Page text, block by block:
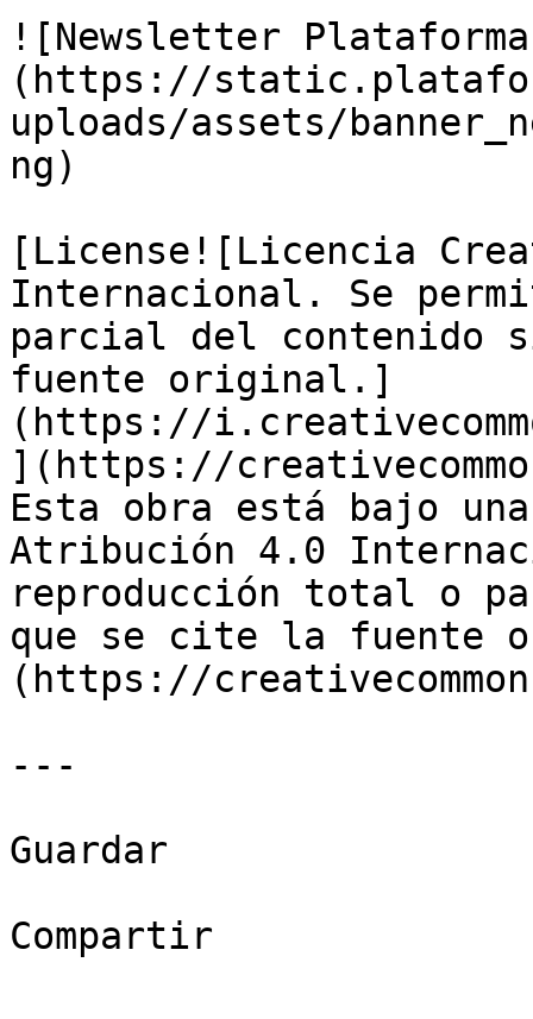
![Newsletter
(https://
uploads/assets/
ng)
[License![Licencia
Internacional. Se
parcial del contenido
fuente original.]
(https://
](https://
Esta obra está bajo
Atribución 4.0
reproducción total o
que se cite la fuente
(https://
---
Guardar
Compartir